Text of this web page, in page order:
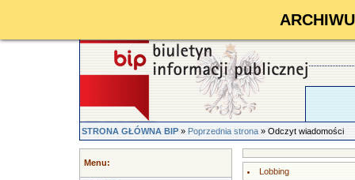
STRONA GŁÓWNA BIP»Poprzednia strona» Odczyt wiadomości
Menu:
Lobbing